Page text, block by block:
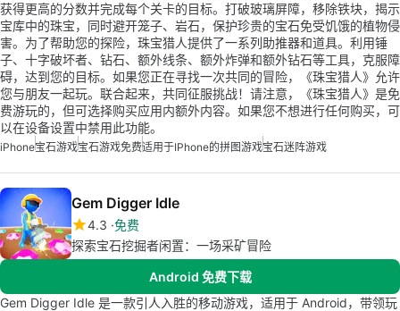
获得更高的分数并完成每个关卡的目标。打破玻璃屏障，移除铁块，揭示
宝库中的珠宝，同时避开笼子、岩石，保护珍贵的宝石免受饥饿的植物侵
害。为了帮助您的探险，珠宝猎人提供了一系列助推器和道具。利用锤
子、十字破坏者、钻石、额外线条、额外炸弹和额外钻石等工具，克服障
碍，达到您的目标。如果您正在寻找一次共同的冒险，《珠宝猎人》允许
您与朋友一起玩。联合起来，共同征服挑战！请注意，《珠宝猎人》是免
费游玩的，但可选择购买应用内额外内容。如果您不想进行任何购买，可
以在设备设置中禁用此功能。
iPhone宝石游戏宝石游戏免费适用于iPhone的拼图游戏宝石迷阵游戏
Gem Digger Idle
4.3 免费
探索宝石挖掘者闲置：一场采矿冒险
Android 免费下载
Gem Digger Idle 是一款引人入胜的移动游戏，适用于 Android，带领玩